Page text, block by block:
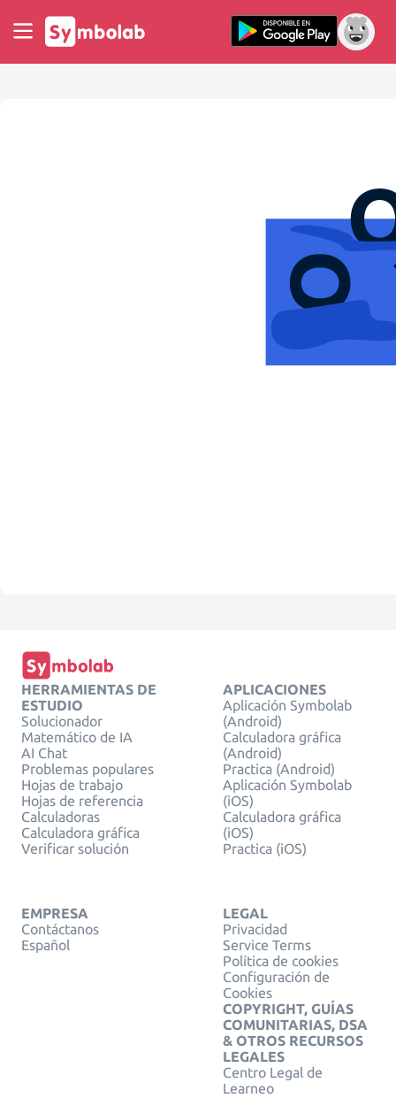
HERRAMIENTAS DE
ESTUDIO
Solucionador
Matemático de IA
AI Chat
Problemas populares
Hojas de trabajo
Hojas de referencia
Calculadoras
Calculadora gráfica
Verificar solución
APLICACIONES
Aplicación Symbolab
(Android)
Calculadora gráfica
(Android)
Practica (Android)
Aplicación Symbolab
(iOS)
Calculadora gráfica
(iOS)
Practica (iOS)
EMPRESA
Contáctanos
Español
LEGAL
Privacidad
Service Terms
Política de cookies
Configuración de
Cookies
COPYRIGHT, GUÍAS
COMUNITARIAS, DSA
& OTROS RECURSOS
LEGALES
Centro Legal de
Learneo